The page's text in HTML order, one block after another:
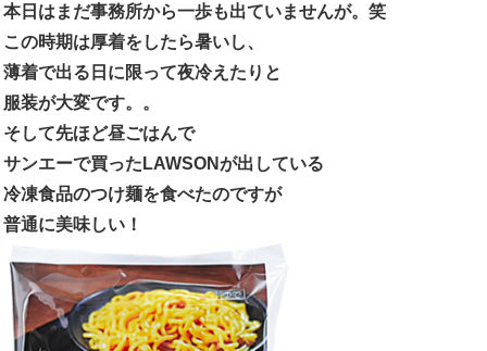
本日はまだ事務所から一歩も出ていませんが。笑
この時期は厚着をしたら暑いし、
薄着で出る日に限って夜冷えたりと
服装が大変です。。
そして先ほど昼ごはんで
サンエーで買ったLAWSONが出している
冷凍食品のつけ麺を食べたのですが
普通に美味しい！